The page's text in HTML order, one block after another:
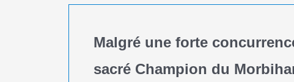
Malgré une forte
sacré Champion du